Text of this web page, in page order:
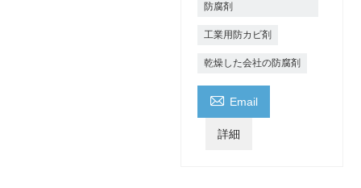
防腐剤
工業用防カビ剤
乾燥した会社の防腐剤
 Email
詳細